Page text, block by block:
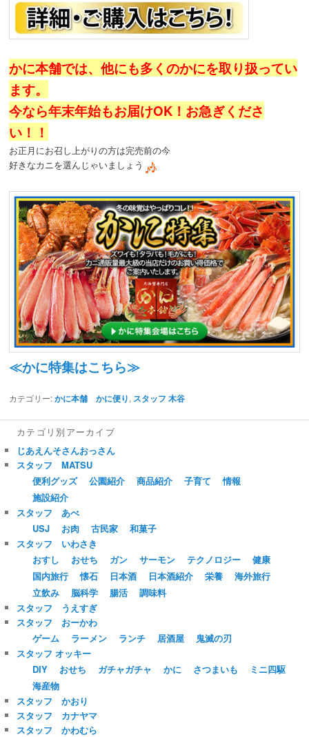
かに本舗では、他にも多くのかにを取り扱ってい
ます。
今なら年末年始もお届けOK！お急ぎくださ
い！！
お正月にお召し上がりの方は完売前の今
好きなカニを選んじゃいましょう
≪かに特集はこちら≫
カテゴリー:かに本舗 かに便り, スタッフ 木谷
カテゴリ別アーカイブ
じあえんそさんおっさん
スタッフ MATSU
便利グッズ
公園紹介 商品紹介 子育て
情報
施設紹介
スタッフ あべ
USJ
お肉 古民家
和菓子
スタッフ いわさき
おすし
おせち ガン サーモン テクノロジー
健康
国内旅行
懐石 日本酒 日本酒紹介 栄養
海外旅行
立飲み
脳科学 腸活
調味料
スタッフ うえすぎ
スタッフ おーかわ
ゲーム
ラーメン ランチ 居酒屋
鬼滅の刃
スタッフ オッキー
DIY
おせち ガチャガチャ かに さつまいも
ミニ四駆
海産物
スタッフ かおり
スタッフ カナヤマ
スタッフ かわむら